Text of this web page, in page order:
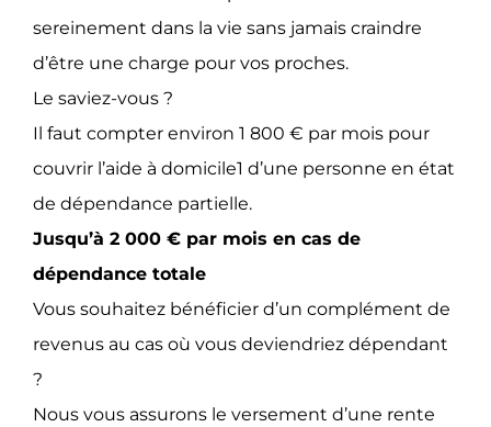
sereinement dans la vie sans jamais craindre
d’être une charge pour vos proches.
Le saviez-vous ?
Il faut compter environ 1 800 € par mois pour
couvrir l’aide à domicile1 d’une personne en état
de dépendance partielle.
Jusqu’à 2 000 € par mois en cas de
dépendance totale
Vous souhaitez bénéficier d’un complément de
revenus au cas où vous deviendriez dépendant
?
Nous vous assurons le versement d’une rente